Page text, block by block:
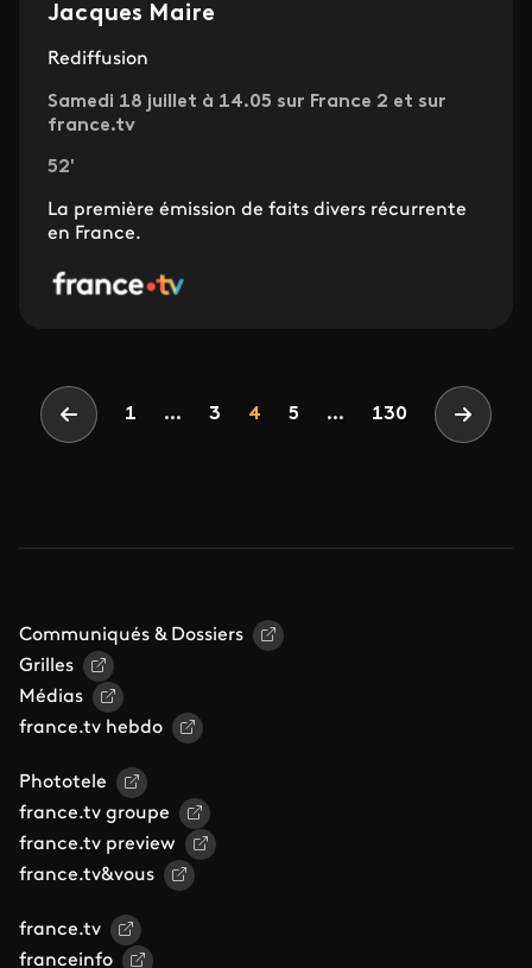
Jacques Maire
Rediffusion
Samedi 18 juillet à 14.05 sur France 2 et sur
france.tv
52'
La première émission de faits divers récurrente
en France.
Pagination
Page précédente
1 ... Page
3 Page
4 Page
5 ... 130 Page
Communiqués & Dossiers
Grilles
Médias
france.tv hebdo
Phototele
france.tv groupe
france.tv preview
france.tv&vous
france.tv
franceinfo